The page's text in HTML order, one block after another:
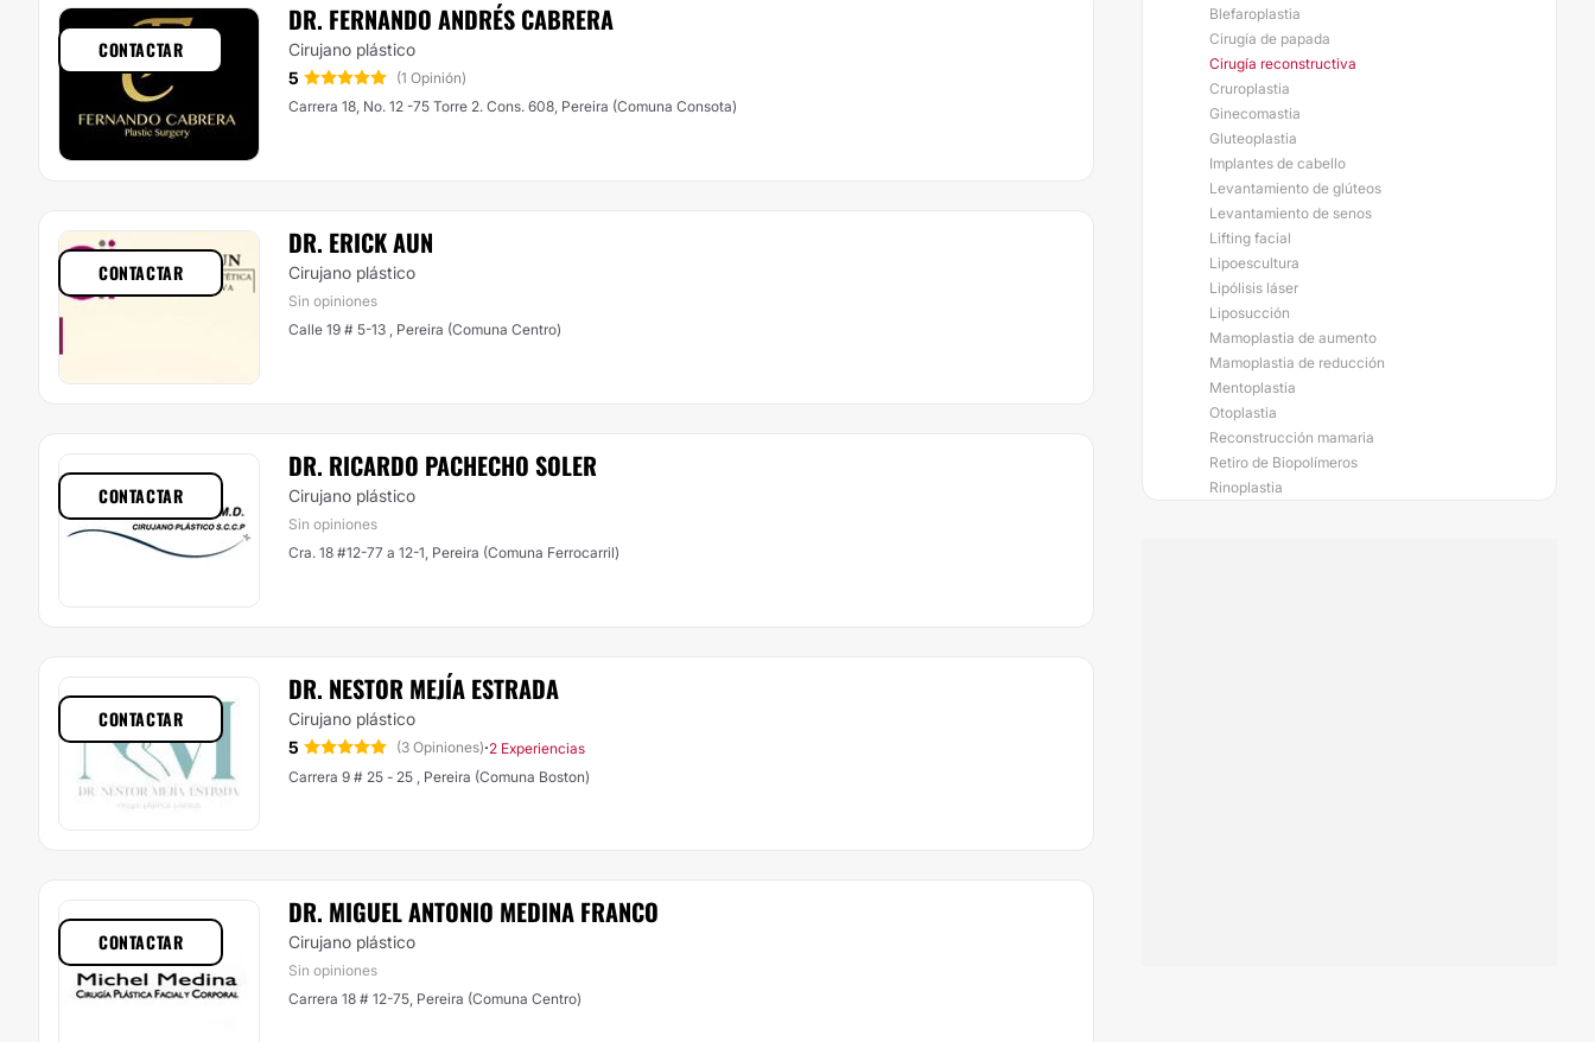
DR. FERNANDO ANDRÉS CABRERA
Cirujano plástico
5
(1 Opinión)
Carrera 18, No. 12 -75 Torre 2. Cons. 608, Pereira (Comuna Consota)
CONTACTAR
DR. ERICK AUN
Cirujano plástico
Sin opiniones
Calle 19 # 5-13 , Pereira (Comuna Centro)
CONTACTAR
DR. RICARDO PACHECHO SOLER
Cirujano plástico
Sin opiniones
Cra. 18 #12-77 a 12-1, Pereira (Comuna Ferrocarril)
CONTACTAR
DR. NESTOR MEJÍA ESTRADA
Cirujano plástico
5
(3 Opiniones)·2 Experiencias
Carrera 9 # 25 - 25 , Pereira (Comuna Boston)
CONTACTAR
DR. MIGUEL ANTONIO MEDINA FRANCO
Cirujano plástico
Sin opiniones
Carrera 18 # 12-75, Pereira (Comuna Centro)
CONTACTAR
Blefaroplastia
Cirugía de papada
Cirugía reconstructiva
Cruroplastia
Ginecomastia
Gluteoplastia
Implantes de cabello
Levantamiento de glúteos
Levantamiento de senos
Lifting facial
Lipoescultura
Lipólisis láser
Liposucción
Mamoplastia de aumento
Mamoplastia de reducción
Mentoplastia
Otoplastia
Reconstrucción mamaria
Retiro de Biopolímeros
Rinoplastia